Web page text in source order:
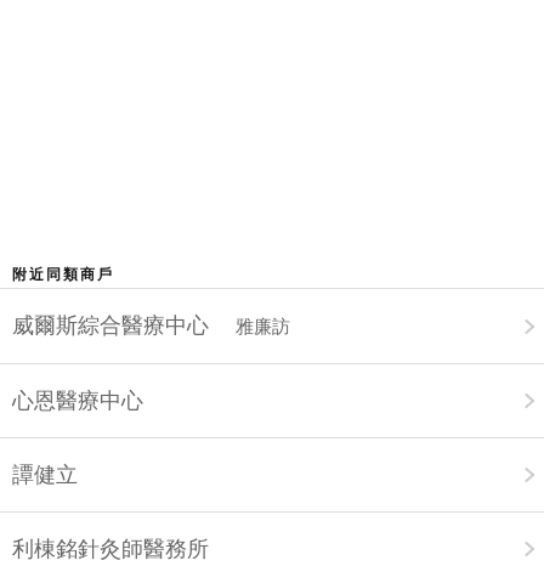
附近同類商戶
威爾斯綜合醫療中心 雅廉訪
心恩醫療中心
譚健立
利棟銘針灸師醫務所